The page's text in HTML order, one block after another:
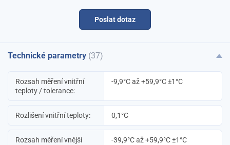
Poslat dotaz
Technické parametry (37)
Rozsah měření vnitřní
teploty / tolerance:
-9,9°C až +59,9°C ±1°C
Rozlišení vnitřní teploty: 0,1°C
Rozsah měření vnější
-39,9°C až +59,9°C ±1°C